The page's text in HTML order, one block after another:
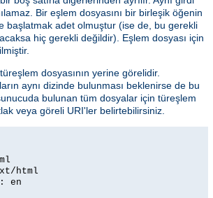
Bir eşlem dosyasını bir birleşik öğenin
başlatmak adet olmuştur (ise de, bu gerekli
hiç gerekli değildir). Eşlem dosyası için
dosyasının yerine görelidir.
aynı dizinde bulunması beklenirse de bu
bulunan tüm dosyalar için türeşlem
veya göreli URI'ler belirtebilirsiniz.
html
en